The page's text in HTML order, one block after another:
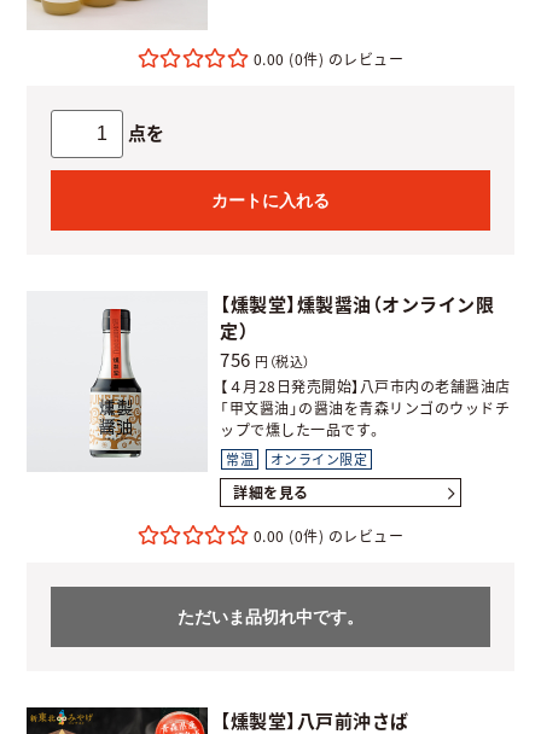
0.00 (0件)
点を
カートに入れる
【燻製堂】燻製醤油（オンライン限
定）
756 円（税込）
【４月28日発売開始】八戸市内の老舗醤油店
「甲文醤油」の醤油を青森リンゴのウッドチ
ップで燻した一品です。
常温 オンライン限定
詳細を見る
0.00 (0件)
ただいま品切れ中です。
【燻製堂】八戸前沖さば